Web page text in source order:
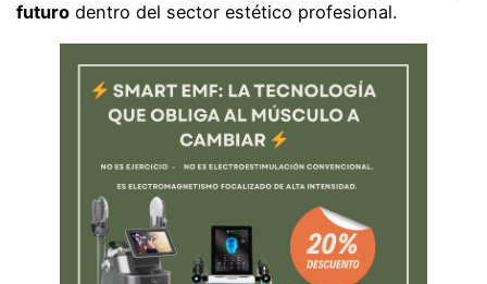
futuro dentro del sector estético profesional.